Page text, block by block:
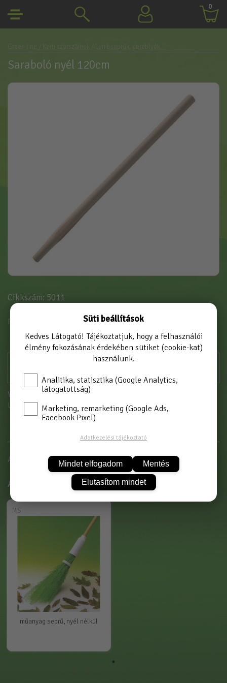
0
Saraboló nyél 120cm
Cikkszám: 5011
MÉRET
Vásárláshoz kérjük jelentkezzen be!
Új partnerkéntitt tud regisztrálni
A kép illusztráció
Ajánlott termékek
MS
műanyag seprű, nyél nélkül
Süti beállítások
Kedves Látogató! Tájékoztatjuk, hogy a felhasználói
élmény fokozásának érdekében sütiket (cookie-kat)
használunk.
Analitika, statisztika (Google Analytics,
látogatottság)
Marketing, remarketing (Google Ads,
Facebook Pixel)
Adatkezelési tájékoztató
Mindet elfogadom Mentés
Elutasítom mindet